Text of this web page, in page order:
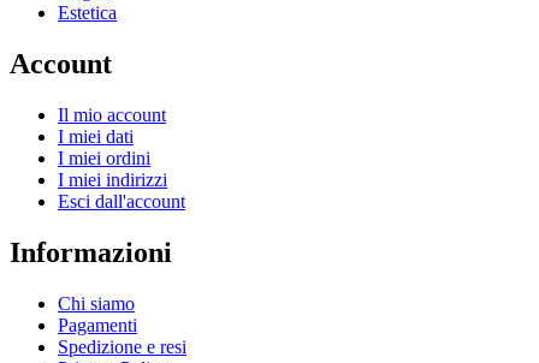
Estetica
Account
Il mio account
I miei dati
I miei ordini
I miei indirizzi
Esci dall'account
Informazioni
Chi siamo
Pagamenti
Spedizione e resi